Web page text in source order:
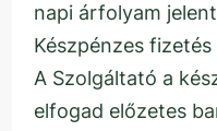
napi árfolyam
Készpénzes
A Szolgáltató a
elfogad előzetes